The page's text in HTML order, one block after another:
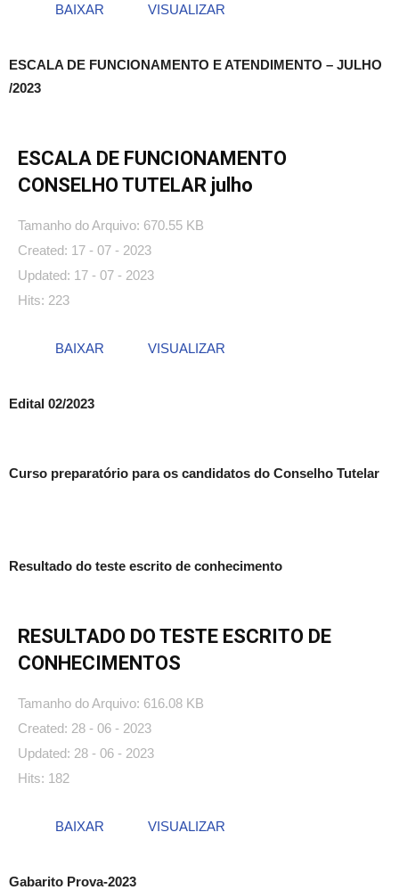
BAIXAR VISUALIZAR
ESCALA DE FUNCIONAMENTO E ATENDIMENTO – JULHO
/2023
ESCALA DE FUNCIONAMENTO
CONSELHO TUTELAR julho
Tamanho do Arquivo: 670.55 KB
Created: 17 - 07 - 2023
Updated: 17 - 07 - 2023
Hits: 223
BAIXAR VISUALIZAR
Edital 02/2023
Curso preparatório para os candidatos do Conselho Tutelar
Resultado do teste escrito de conhecimento
RESULTADO DO TESTE ESCRITO DE
CONHECIMENTOS
Tamanho do Arquivo: 616.08 KB
Created: 28 - 06 - 2023
Updated: 28 - 06 - 2023
Hits: 182
BAIXAR VISUALIZAR
Gabarito Prova-2023